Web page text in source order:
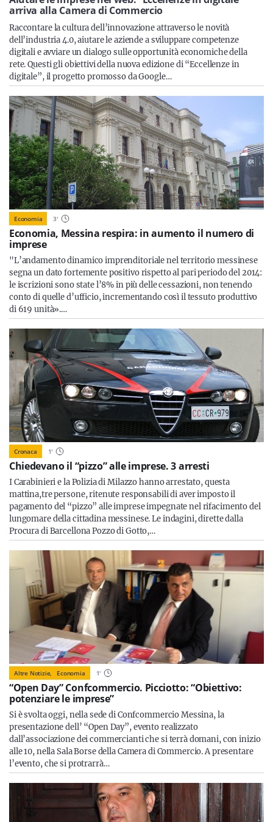
Servizi
Resta sempre aggiornato con le ultime news, iscriviti alla
nostra newsletter
Iscriviti
arriva alla Camera di Commercio
Raccontare la cultura dell’innovazione attraverso le novità
dell’industria 4.0, aiutare le aziende a sviluppare competenze
digitali e avviare un dialogo sulle opportunità economiche della
rete. Questi gli obiettivi della nuova edizione di “Eccellenze in
digitale”, il progetto promosso da Google…
Economia 3'
Economia, Messina respira: in aumento il numero di
imprese
"L’andamento dinamico imprenditoriale nel territorio messinese
segna un dato fortemente positivo rispetto al pari periodo del 2014:
le iscrizioni sono state l’8% in più delle cessazioni, non tenendo
conto di quelle d’ufficio, incrementando così il tessuto produttivo
di 619 unità».…
Cronaca 1'
Chiedevano il “pizzo” alle imprese. 3 arresti
I Carabinieri e la Polizia di Milazzo hanno arrestato, questa
mattina,tre persone, ritenute responsabili di aver imposto il
pagamento del “pizzo” alle imprese impegnate nel rifacimento del
lungomare della cittadina messinese. Le indagini, dirette dalla
Procura di Barcellona Pozzo di Gotto,…
Altre Notizie, Economia 1'
“Open Day” Confcommercio. Picciotto: “Obiettivo:
potenziare le imprese”
Si è svolta oggi, nella sede di Confcommercio Messina, la
presentazione dell’ “Open Day”, evento realizzato
dall’associazione dei commercianti che si terrà domani, con inizio
alle 10, nella Sala Borse della Camera di Commercio. A presentare
l’evento, che si protrarrà…